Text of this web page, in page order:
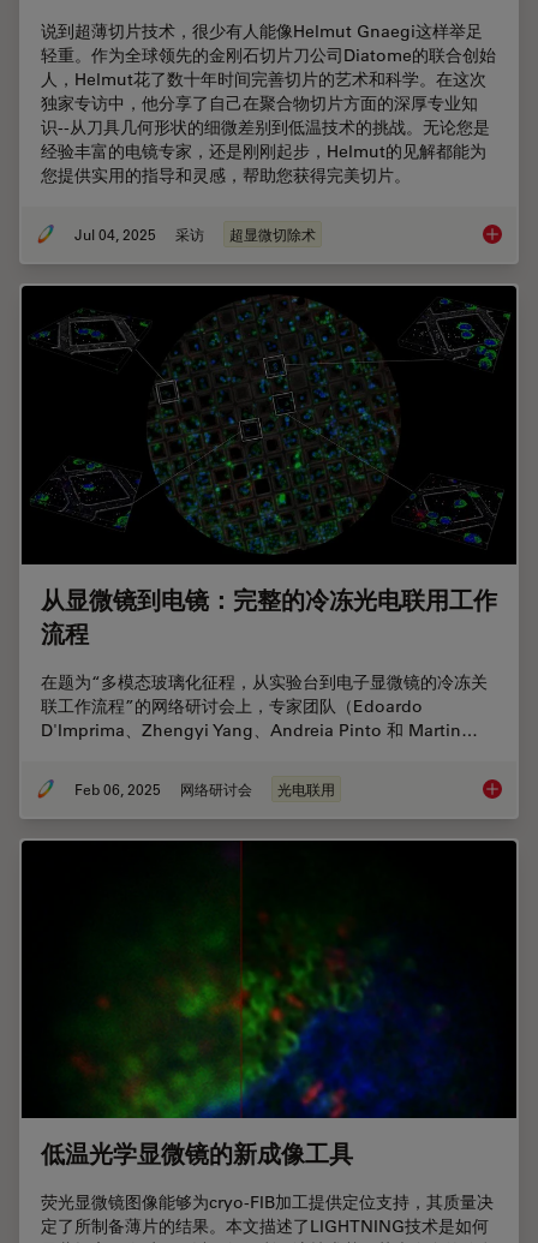
说到超薄切片技术，很少有人能像Helmut Gnaegi这样举足
轻重。作为全球领先的金刚石切片刀公司Diatome的联合创始
人，Helmut花了数十年时间完善切片的艺术和科学。在这次
独家专访中，他分享了自己在聚合物切片方面的深厚专业知
识--从刀具几何形状的细微差别到低温技术的挑战。无论您是
经验丰富的电镜专家，还是刚刚起步，Helmut的见解都能为
您提供实用的指导和灵感，帮助您获得完美切片。
Jul 04, 2025 采访 超显微切除术 与
从显微镜到电镜：完整的冷冻光电联用工作
流程
在题为“多模态玻璃化征程，从实验台到电子显微镜的冷冻关
联工作流程”的网络研讨会上，专家团队（Edoardo
D'Imprima、Zhengyi Yang、Andreia Pinto 和 Martin…
Feb 06, 2025 网络研讨会 光电联用 从显微
低温光学显微镜的新成像工具
荧光显微镜图像能够为cryo-FIB加工提供定位支持，其质量决
定了所制备薄片的结果。本文描述了LIGHTNING技术是如何